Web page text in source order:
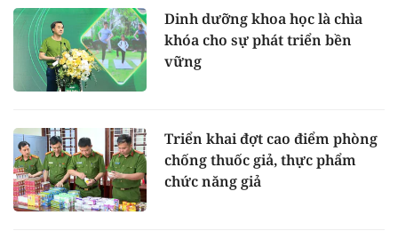
Dinh dưỡng khoa học là chìa
khóa cho sự phát triển bền
vững
Triển khai đợt cao điểm phòng
chống thuốc giả, thực phẩm
chức năng giả